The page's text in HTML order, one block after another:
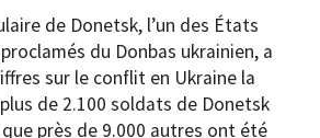
de Donetsk, l’un des États
du Donbas ukrainien, a
sur le conflit en Ukraine la
de 2.100 soldats de Donetsk
près de 9.000 autres ont été